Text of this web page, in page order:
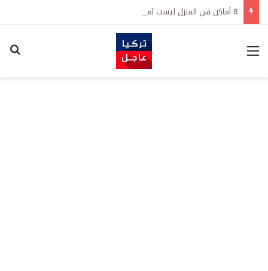
8 أماكن في المنزل ليست آمنة لحفظ النقود
القائمة